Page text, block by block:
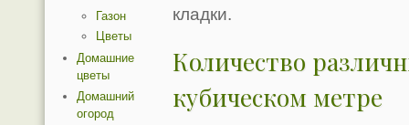
кладки.
Количество
кубическом метре
Газон
Цветы
Домашние
цветы
Домашний
огород